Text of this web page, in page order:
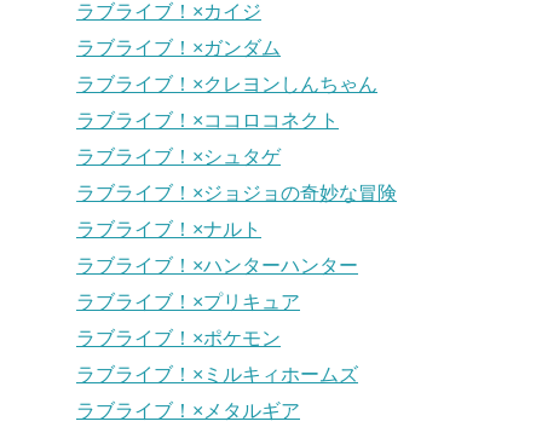
ラブライブ！×カイジ
ラブライブ！×ガンダム
ラブライブ！×クレヨンしんちゃん
ラブライブ！×ココロコネクト
ラブライブ！×シュタゲ
ラブライブ！×ジョジョの奇妙な冒険
ラブライブ！×ナルト
ラブライブ！×ハンターハンター
ラブライブ！×プリキュア
ラブライブ！×ポケモン
ラブライブ！×ミルキィホームズ
ラブライブ！×メタルギア